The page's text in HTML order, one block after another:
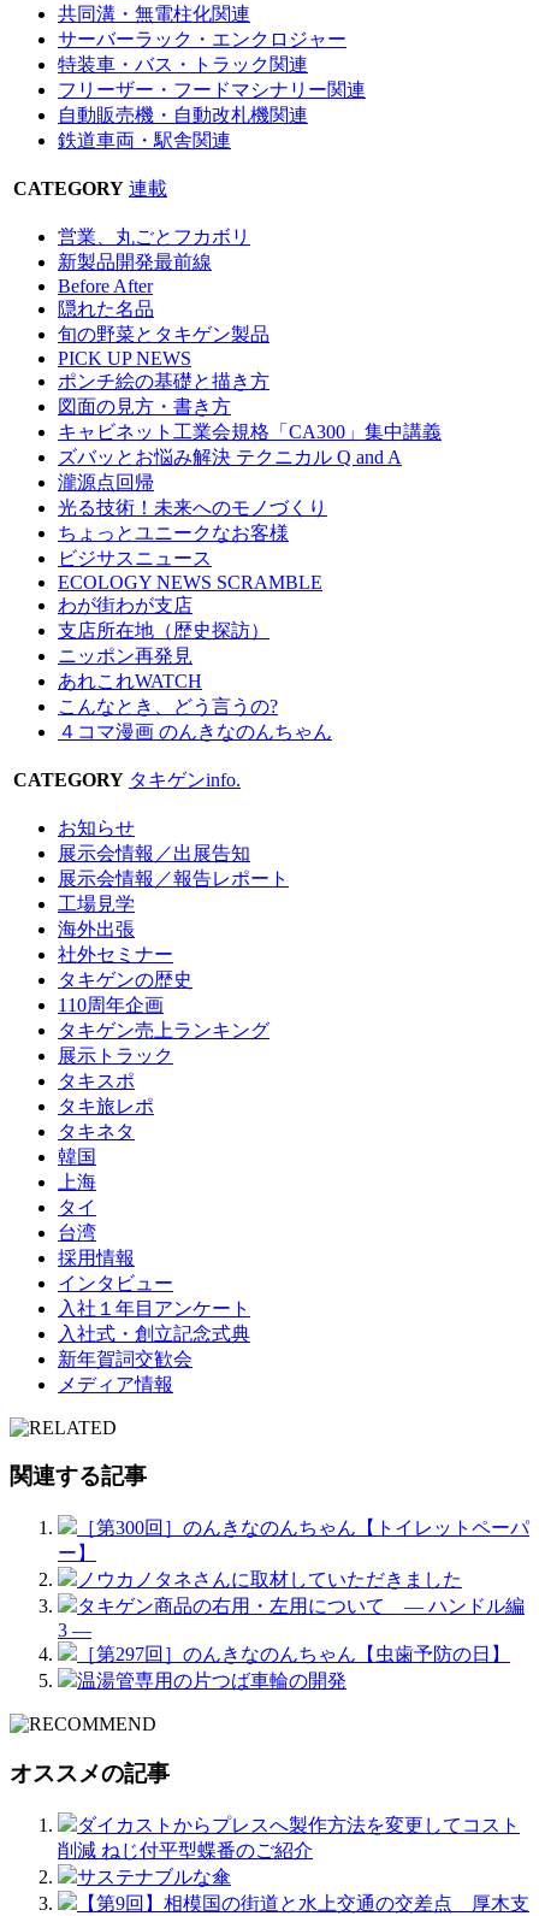
共同溝・無電柱化関連
サーバーラック・エンクロジャー
特装車・バス・トラック関連
フリーザー・フードマシナリー関連
自動販売機・自動改札機関連
鉄道車両・駅舎関連
CATEGORY 連載
営業、丸ごとフカボリ
新製品開発最前線
Before After
隠れた名品
旬の野菜とタキゲン製品
PICK UP NEWS
ポンチ絵の基礎と描き方
図面の見方・書き方
キャビネット工業会規格「CA300」集中講義
ズバッとお悩み解決 テクニカル Q and A
瀧源点回帰
光る技術！未来へのモノづくり
ちょっとユニークなお客様
ビジサスニュース
ECOLOGY NEWS SCRAMBLE
わが街わが支店
支店所在地（歴史探訪）
ニッポン再発見
あれこれWATCH
こんなとき、どう言うの?
４コマ漫画 のんきなのんちゃん
CATEGORY タキゲンinfo.
お知らせ
展示会情報／出展告知
展示会情報／報告レポート
工場見学
海外出張
社外セミナー
タキゲンの歴史
110周年企画
タキゲン売上ランキング
展示トラック
タキスポ
タキ旅レポ
タキネタ
韓国
上海
タイ
台湾
採用情報
インタビュー
入社１年目アンケート
入社式・創立記念式典
新年賀詞交歓会
メディア情報
関連する記事
［第300回］のんきなのんちゃん【トイレットペーパ
ー】
ノウカノタネさんに取材していただきました
タキゲン商品の右用・左用について ― ハンドル編
3 ―
［第297回］のんきなのんちゃん【虫歯予防の日】
温湯管専用の片つば車輪の開発
オススメの記事
ダイカストからプレスへ製作方法を変更してコスト
削減 ねじ付平型蝶番のご紹介
サステナブルな傘
【第9回】相模国の街道と水上交通の交差点 厚木支